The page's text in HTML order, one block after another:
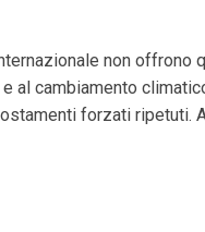
non
al cambiamento
forzati ripetuti.